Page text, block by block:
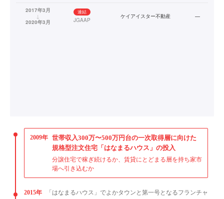
2017年3月
↓
2020年3月
連結
JGAAP
ケイアイスター不動産 —
2009年 世帯収入300万〜500万円台の一次取得層に向けた
規格型注文住宅「はなまるハウス」の投入
分譲住宅で稼ぎ続けるか、賃貸にとどまる層を持ち家市
場へ引き込むか
2015年
「はなまるハウス」でよかタウンと第一号となるフランチャ